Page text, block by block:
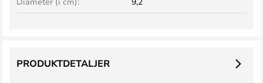
PRODUKTDETALJER